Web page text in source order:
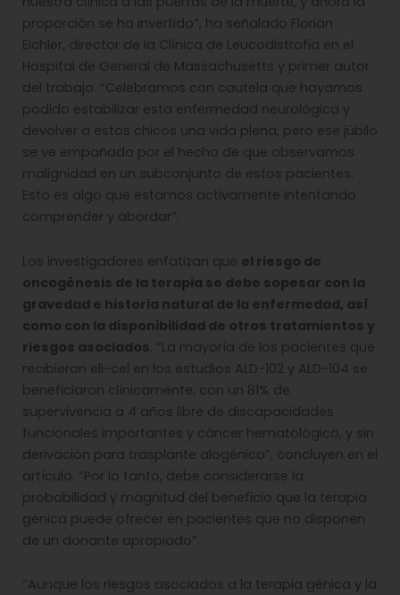
proporción se ha invertido”, ha señalado Florian
Eichler, director de la Clínica de Leucodistrofia en el
Hospital de General de Massachusetts y primer autor
del trabajo. “Celebramos con cautela que hayamos
podido estabilizar esta enfermedad neurológica y
devolver a estos chicos una vida plena, pero ese júbilo
se ve empañado por el hecho de que observamos
malignidad en un subconjunto de estos pacientes.
Esto es algo que estamos activamente intentando
comprender y abordar”.
Los investigadores enfatizan que el riesgo de
oncogénesis de la terapia se debe sopesar con la
gravedad e historia natural de la enfermedad, así
como con la disponibilidad de otros tratamientos y
riesgos asociados. “La mayoría de los pacientes que
recibieron eli-cel en los estudios ALD-102 y ALD-104 se
beneficiaron clínicamente, con un 81% de
supervivencia a 4 años libre de discapacidades
funcionales importantes y cáncer hematológico, y sin
derivación para trasplante alogénico”, concluyen en el
artículo. “Por lo tanto, debe considerarse la
probabilidad y magnitud del beneficio que la terapia
génica puede ofrecer en pacientes que no disponen
de un donante apropiado”.
“Aunque los riesgos asociados a la terapia génica y la